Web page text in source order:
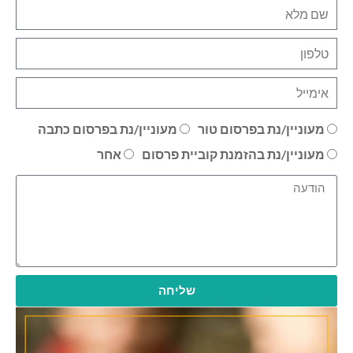
מעוניין/נת בפרסום טור
מעוניין/נת בפרסום כתבה
מעוניין/נת בהזמנת קוביית פרסום
אחר
שליחה